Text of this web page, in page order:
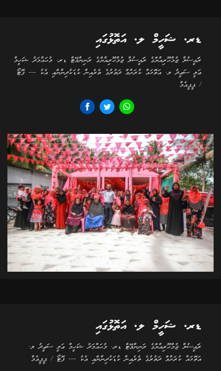
ޑރ. ޝަހީމް ލ. އަތޮޅުގައި
ރަަައީސުލް ޖުމްޙޫރިއްޔާގެ ރަަައީސުލް ޖުމްޙޫރިއްޔާގެ ރަނިންމޭޓް ޑރ. މުޙައްމަދު ޝަހީމް
ޢަލީ ސަޢީދު ލ. އަތޮޅައް ކުރަށްވާ ދަތުރުގެ ތެރެއިން ކުޑަކުދިންނާއި އެކު --- ފޮޓޯ
/ ޕީޕީއެމް
ޑރ. ޝަހީމް ލ. އަތޮޅުގައި
ރަަައީސުލް ޖުމްޙޫރިއްޔާގެ ރަނިންމޭޓް ޑރ. މުޙައްމަދު ޝަހީމް ޢަލީ ސަޢީދު ލ.
އަތޮޅައް ކުރަށްވާ ދަތުރުގެ ތެރެއިން ކުޑަކުދިންނާއި އެކު --- ފޮޓޯ / ޕީޕީއެމް